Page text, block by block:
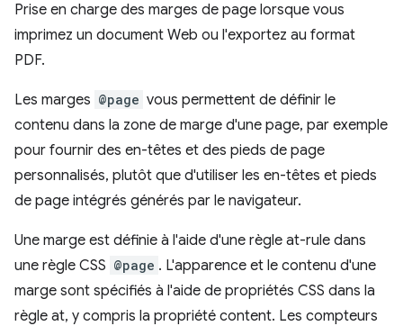
Prise en charge des marges de page lorsque vous
imprimez un document Web ou l'exportez au format
PDF.
Les marges @page vous permettent de définir le
contenu dans la zone de marge d'une page, par exemple
pour fournir des en-têtes et des pieds de page
personnalisés, plutôt que d'utiliser les en-têtes et pieds
de page intégrés générés par le navigateur.
Une marge est définie à l'aide d'une règle at-rule dans
une règle CSS @page . L'apparence et le contenu d'une
marge sont spécifiés à l'aide de propriétés CSS dans la
règle at, y compris la propriété content. Les compteurs